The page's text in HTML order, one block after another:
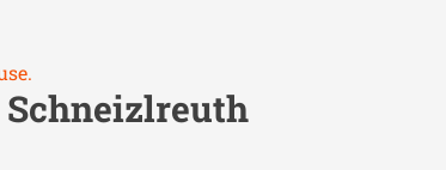
Schneizlreuth